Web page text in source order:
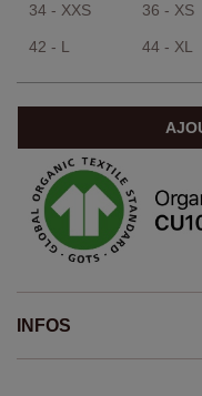
34 - XXS 36 - XS
42 - L 44 - XL
INFOS